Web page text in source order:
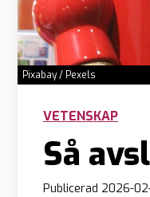
Pixabay / Pexels
VETENSKAP
Så
Publicerad 2026-